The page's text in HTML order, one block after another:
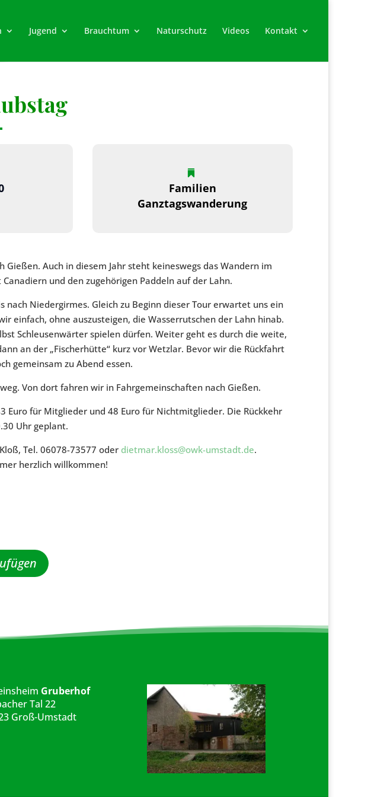
Jugend Brauchtum Naturschutz Videos Kontakt
Familien
Ganztagswanderung
Auch in diesem Jahr steht keineswegs das Wandern im
und den zugehörigen Paddeln auf der Lahn.
Niedergirmes. Gleich zu Beginn dieser Tour erwartet uns ein
einfach, ohne auszusteigen, die Wasserrutschen der Lahn hinab.
Schleusenwärter spielen dürfen. Weiter geht es durch die weite,
an der „Fischerhütte“ kurz vor Wetzlar. Bevor wir die Rückfahrt
gemeinsam zu Abend essen.
Von dort fahren wir in Fahrgemeinschaften nach Gießen.
Euro für Mitglieder und 48 Euro für Nichtmitglieder. Die Rückkehr
Uhr geplant.
Tel. 06078-73577 oder dietmar.kloss@owk-umstadt.de.
herzlich willkommen!
Gruberhof
Tal 22
Groß-Umstadt